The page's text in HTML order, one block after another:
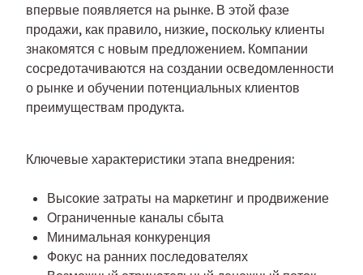
впервые появляется на рынке. В этой фазе
продажи, как правило, низкие, поскольку клиенты
знакомятся с новым предложением. Компании
сосредотачиваются на создании осведомленности
о рынке и обучении потенциальных клиентов
преимуществам продукта.
Ключевые характеристики этапа внедрения:
Высокие затраты на маркетинг и продвижение
Ограниченные каналы сбыта
Минимальная конкуренция
Фокус на ранних последователях